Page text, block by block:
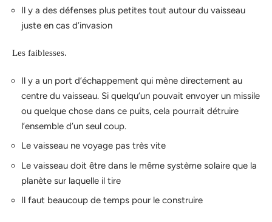
Il y a des défenses plus petites tout autour du vaisseau
juste en cas d’invasion
Les faiblesses.
Il y a un port d’échappement qui mène directement au
centre du vaisseau. Si quelqu’un pouvait envoyer un missile
ou quelque chose dans ce puits, cela pourrait détruire
l’ensemble d’un seul coup.
Le vaisseau ne voyage pas très vite
Le vaisseau doit être dans le même système solaire que la
planète sur laquelle il tire
Il faut beaucoup de temps pour le construire